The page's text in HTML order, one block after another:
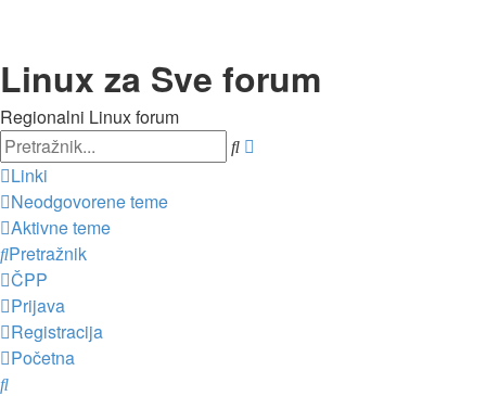
Linux za Sve forum
Regionalni Linux forum
Pretražnik
Linki
Neodgovorene teme
Aktivne teme
Pretražnik
ČPP
Prijava
Registracija
Početna
Pretražnik